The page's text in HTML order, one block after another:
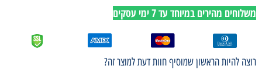
משלוחים מהירים במיוחד עד 7 ימי עסקים
רוצה להיות הראשון שמוסיף חוות דעת למוצר זה?